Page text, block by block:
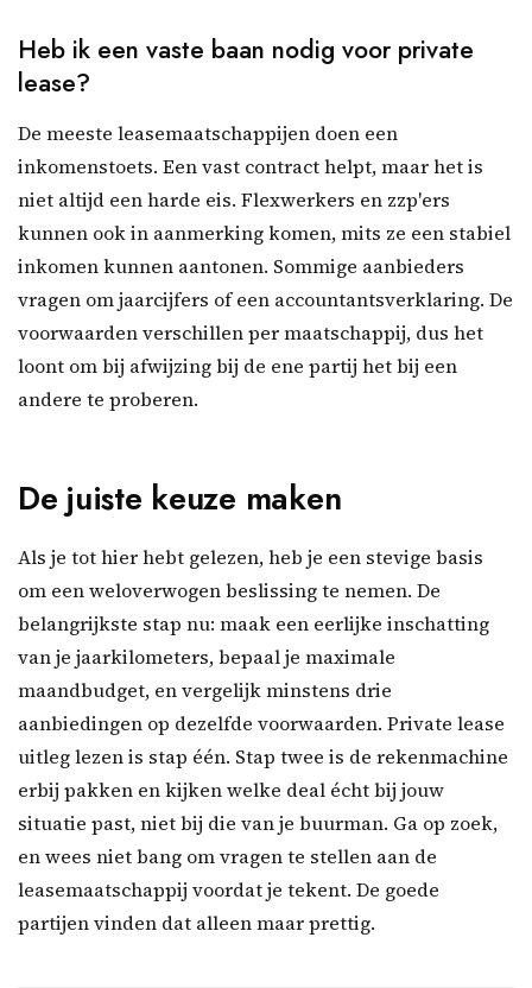
Heb ik een vaste baan nodig voor private
lease?
De meeste leasemaatschappijen doen een
inkomenstoets. Een vast contract helpt, maar het is
niet altijd een harde eis. Flexwerkers en zzp'ers
kunnen ook in aanmerking komen, mits ze een stabiel
inkomen kunnen aantonen. Sommige aanbieders
vragen om jaarcijfers of een accountantsverklaring. De
voorwaarden verschillen per maatschappij, dus het
loont om bij afwijzing bij de ene partij het bij een
andere te proberen.
De juiste keuze maken
Als je tot hier hebt gelezen, heb je een stevige basis
om een weloverwogen beslissing te nemen. De
belangrijkste stap nu: maak een eerlijke inschatting
van je jaarkilometers, bepaal je maximale
maandbudget, en vergelijk minstens drie
aanbiedingen op dezelfde voorwaarden. Private lease
uitleg lezen is stap één. Stap twee is de rekenmachine
erbij pakken en kijken welke deal écht bij jouw
situatie past, niet bij die van je buurman. Ga op zoek,
en wees niet bang om vragen te stellen aan de
leasemaatschappij voordat je tekent. De goede
partijen vinden dat alleen maar prettig.